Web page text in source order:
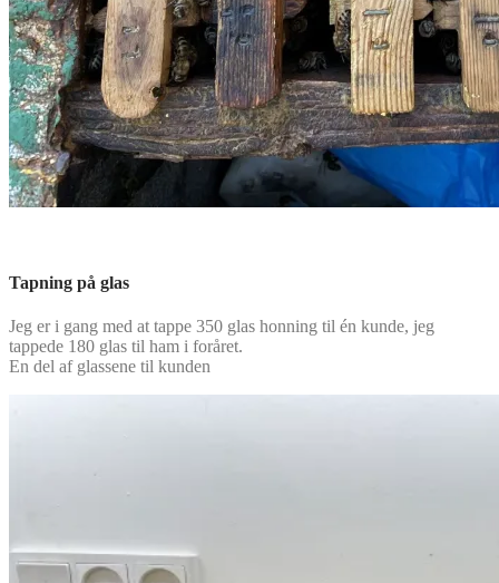
Tapning på glas
Jeg er i gang med at tappe 350 glas honning til én kunde, jeg
tappede 180 glas til ham i foråret.
En del af glassene til kunden